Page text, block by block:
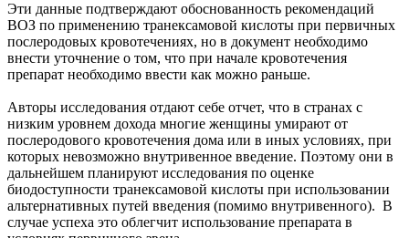
Эти данные подтверждают обоснованность рекомендаций
ВОЗ по применению транексамовой кислоты при первичных
послеродовых кровотечениях, но в документ необходимо
внести уточнение о том, что при начале кровотечения
препарат необходимо ввести как можно раньше.
Авторы исследования отдают себе отчет, что в странах с
низким уровнем дохода многие женщины умирают от
послеродового кровотечения дома или в иных условиях, при
которых невозможно внутривенное введение. Поэтому они в
дальнейшем планируют исследования по оценке
биодоступности транексамовой кислоты при использовании
альтернативных путей введения (помимо внутривенного). В
случае успеха это облегчит использование препарата в